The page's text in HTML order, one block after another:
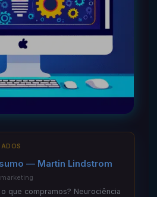
— Martin Lindstrom
que compramos? Neurociência